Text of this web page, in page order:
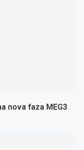
nova faza MEG3